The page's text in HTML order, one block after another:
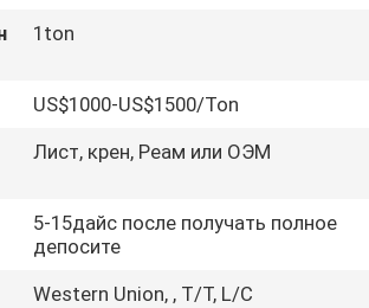
1ton
US$1000-US$1500/Ton
Лист, крен, Реам или ОЭМ
5-15дайс после получать полное
депосите
Western Union, , T/T, L/C